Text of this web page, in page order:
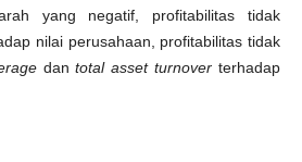
yang negatif, profitabilitas tidak
nilai perusahaan, profitabilitas tidak
dantotal asset turnover terhadap